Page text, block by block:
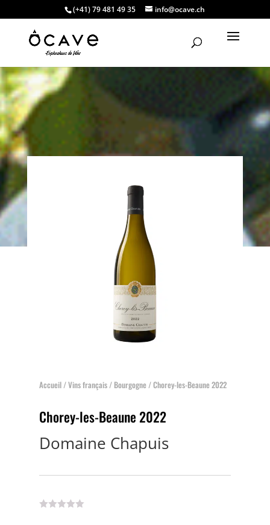
(+41) 79 481 49 35 info@ocave.ch
Accueil/Vins français/ Bourgogne/ Chorey-les-Beaune 2022
Chorey-les-Beaune 2022
Domaine Chapuis